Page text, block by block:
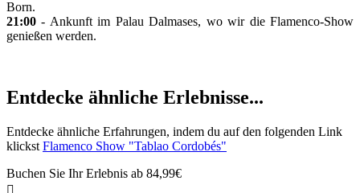
Born.
21:00 - Ankunft im Palau Dalmases, wo wir die Flamenco-Show
genießen werden.
Entdecke ähnliche Erlebnisse...
Entdecke ähnliche Erfahrungen, indem du auf den folgenden Link
klickst Flamenco Show "Tablao Cordobés"
Buchen Sie Ihr Erlebnis ab 84,99€
